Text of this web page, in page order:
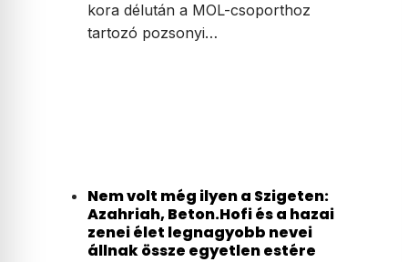
kora délután a MOL-csoporthoz
tartozó pozsonyi…
Nem volt még ilyen a Szigeten:
Azahriah, Beton.Hofi és a hazai
zenei élet legnagyobb nevei
állnak össze egyetlen estére